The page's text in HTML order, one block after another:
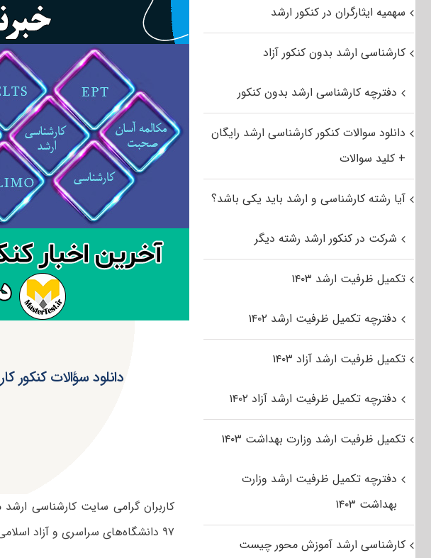
دانلود سؤالات کنکور کارشناسی ارشد
کاربران گرامی سایت کارشناسی
۹۷ دانشگاه‌های سراسری و آزاد اسلامی رشته محیط زیست شامل گرایش‌های:
سهمیه ایثارگران در کنکور ارشد
کارشناسی ارشد بدون کنکور آزاد
دفترچه کارشناسی ارشد بدون کنکور
دانلود سوالات کنکور کارشناسی ارشد رایگان
+ کلید سوالات
آیا رشته کارشناسی و ارشد باید یکی باشد؟
شرکت در کنکور ارشد رشته دیگر
تکمیل ظرفیت ارشد ۱۴۰۳
دفترچه تکمیل ظرفیت ارشد ۱۴۰۲
تکمیل ظرفیت ارشد آزاد ۱۴۰۳
دفترچه تکمیل ظرفیت ارشد آزاد ۱۴۰۲
تکمیل ظرفیت ارشد وزارت بهداشت ۱۴۰۳
دفترچه تکمیل ظرفیت ارشد وزارت
بهداشت ۱۴۰۳
کارشناسی ارشد آموزش محور چیست